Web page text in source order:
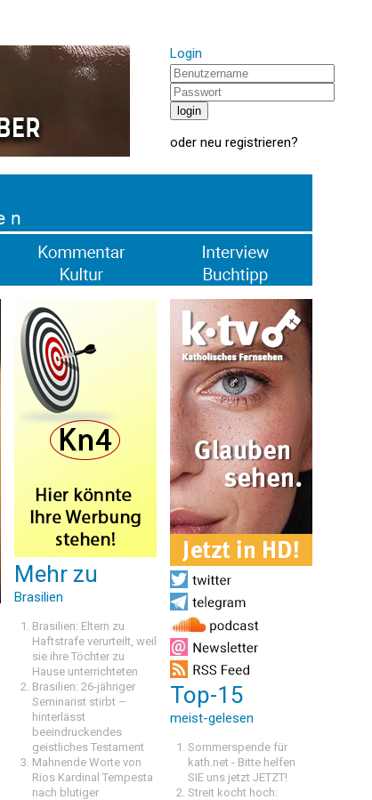
Login
oder neu registrieren?
Mehr zu
Brasilien
Brasilien: Eltern zu
Haftstrafe verurteilt, weil
sie ihre Töchter zu
Hause unterrichteten
Brasilien: 26-jähriger
Seminarist stirbt –
hinterlässt
beeindruckendes
geistliches Testament
Mahnende Worte von
Rios Kardinal Tempesta
nach blutiger
Top-15
meist-gelesen
Sommerspende für
kath.net - Bitte helfen
SIE uns jetzt JETZT!
Streit kocht hoch: